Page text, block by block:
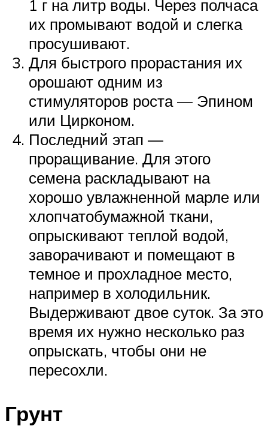
1 г на литр воды. Через полчаса
их промывают водой и слегка
просушивают.
Для быстрого прорастания их
орошают одним из
стимуляторов роста — Эпином
или Цирконом.
Последний этап —
проращивание. Для этого
семена раскладывают на
хорошо увлажненной марле или
хлопчатобумажной ткани,
опрыскивают теплой водой,
заворачивают и помещают в
темное и прохладное место,
например в холодильник.
Выдерживают двое суток. За это
время их нужно несколько раз
опрыскать, чтобы они не
пересохли.
Грунт